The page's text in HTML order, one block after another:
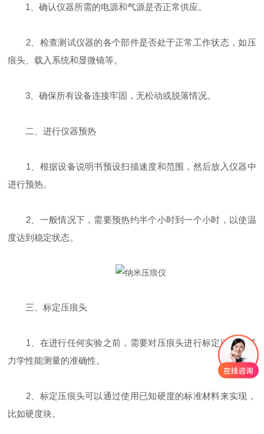
1、确认仪器所需的电源和气源是否正常供应。
2、检查测试仪器的各个部件是否处于正常工作状态，如压
痕头、载入系统和显微镜等。
3、确保所有设备连接牢固，无松动或脱落情况。
二、进行仪器预热
1、根据设备说明书预设扫描速度和范围，然后放入仪器中
进行预热。
2、一般情况下，需要预热约半个小时到一个小时，以使温
度达到稳定状态。
三、标定压痕头
1、在进行任何实验之前，需要对压痕头进行标定以确保其
力学性能测量的准确性。
2、标定压痕头可以通过使用已知硬度的标准材料来实现，
比如硬度块。